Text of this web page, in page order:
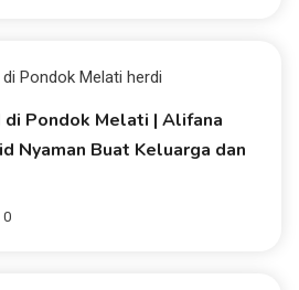
di Pondok Melati | Alifana
Nyaman Buat Keluarga dan
0